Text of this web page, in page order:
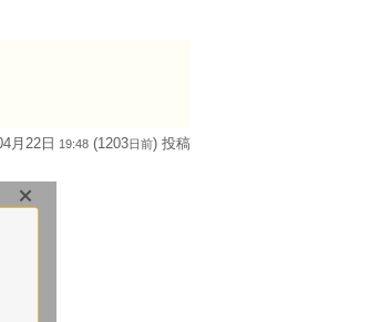
月22日 19:48 (1203日前) 投稿